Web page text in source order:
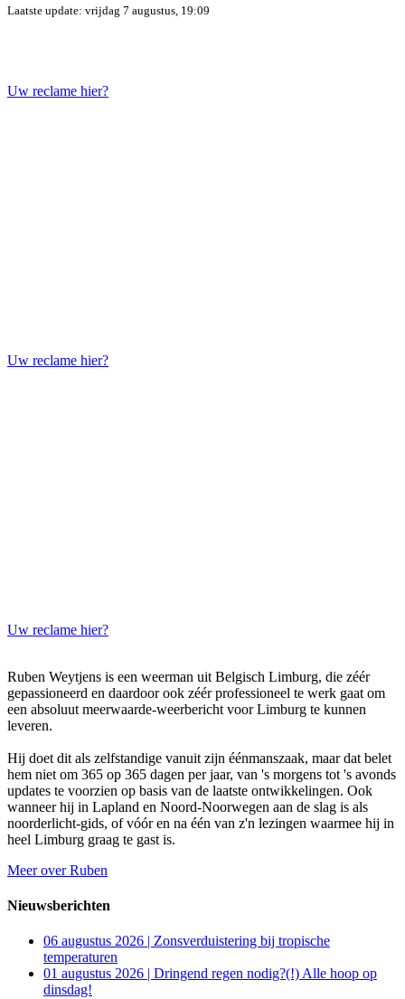
Laatste update: vrijdag 7 augustus, 19:09
Uw reclame hier?
Uw reclame hier?
Uw reclame hier?
Ruben Weytjens is een weerman uit Belgisch Limburg, die zéér
gepassioneerd en daardoor ook zéér professioneel te werk gaat om
een absoluut meerwaarde-weerbericht voor Limburg te kunnen
leveren.
Hij doet dit als zelfstandige vanuit zijn éénmanszaak, maar dat belet
hem niet om 365 op 365 dagen per jaar, van 's morgens tot 's avonds
updates te voorzien op basis van de laatste ontwikkelingen. Ook
wanneer hij in Lapland en Noord-Noorwegen aan de slag is als
noorderlicht-gids, of vóór en na één van z'n lezingen waarmee hij in
heel Limburg graag te gast is.
Meer over Ruben
Nieuwsberichten
06 augustus 2026 | Zonsverduistering bij tropische
temperaturen
01 augustus 2026 | Dringend regen nodig?(!) Alle hoop op
dinsdag!